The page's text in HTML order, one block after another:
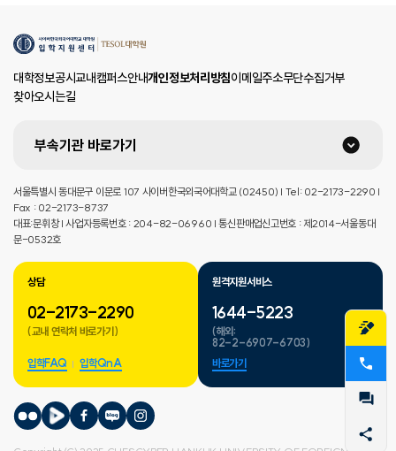
대학정보공시교내캠퍼스안내개인정보처리방침이메일주소무단수집거부
찾아오시는길
부속기관 바로가기
서울특별시 동대문구 이문로 107 사이버한국외국어대학교 (02450) | Tel: 02-2173-2290 |
Fax : 02-2173-8737
대표:문휘창 | 사업자등록번호 : 204-82-06960 | 통신판매업신고번호 : 제2014-서울동대
문-0532호
상담
02-2173-2290
(교내 연락처 바로가기)
입학FAQ 입학QnA
원격지원서비스
1644-5223
(해외:
82-2-6907-6703)
바로가기